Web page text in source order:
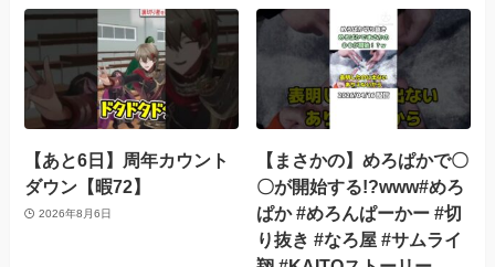
【あと6日】周年カウント
ダウン【暇72】
2026年8月6日
【まさかの】めろぱかで〇
〇が開始する!?www#めろ
ぱか #めろんぱーかー #切
り抜き #なろ屋 #サムライ